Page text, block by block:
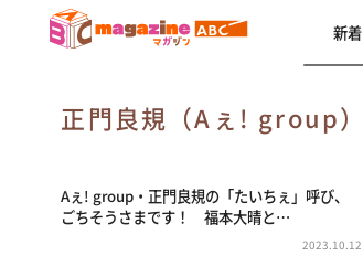
新着
正門良規（Aぇ! group）
Aぇ! group・正門良規の「たいちぇ」呼び、
ごちそうさまです！ 福本大晴と…
2023.10.12